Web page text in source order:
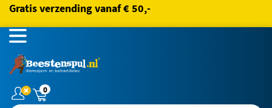
Gratis verzending vanaf € 50,-
0